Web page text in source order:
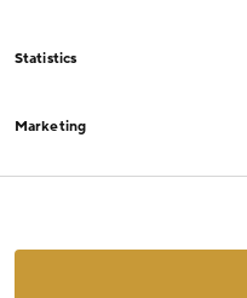
Statistics
Marketing